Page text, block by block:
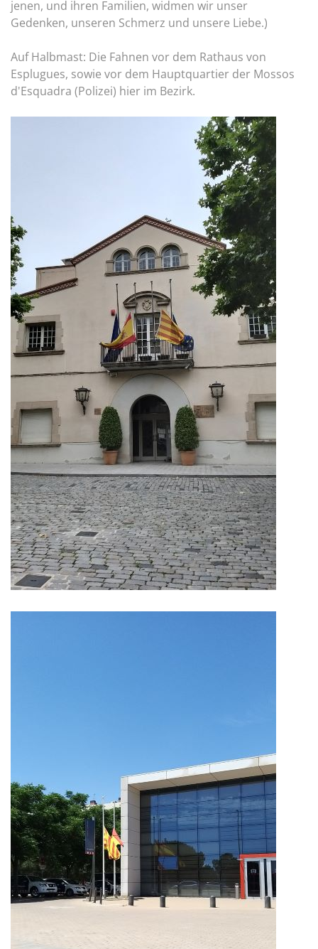
jenen, und ihren Familien, widmen wir unser
Gedenken, unseren Schmerz und unsere Liebe.)
Auf Halbmast: Die Fahnen vor dem Rathaus von
Esplugues, sowie vor dem Hauptquartier der Mossos
d'Esquadra (Polizei) hier im Bezirk.